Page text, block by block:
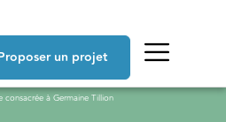
un projet
consacrée à Germaine Tillion